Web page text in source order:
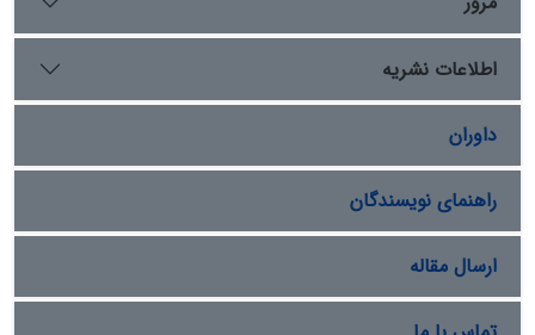
اطلاعات نشریه
داوران
راهنمای نویسندگان
ارسال مقاله